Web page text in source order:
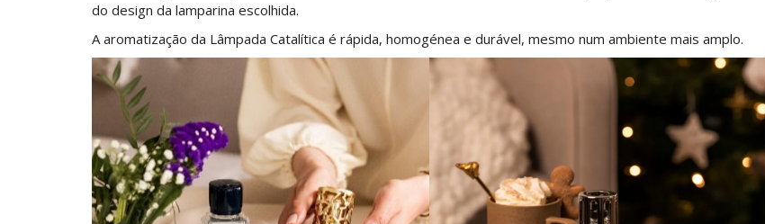
do design da lamparina escolhida.
A aromatização da Lâmpada Catalítica é rápida, homogénea e durável, mesmo num ambiente mais amplo.